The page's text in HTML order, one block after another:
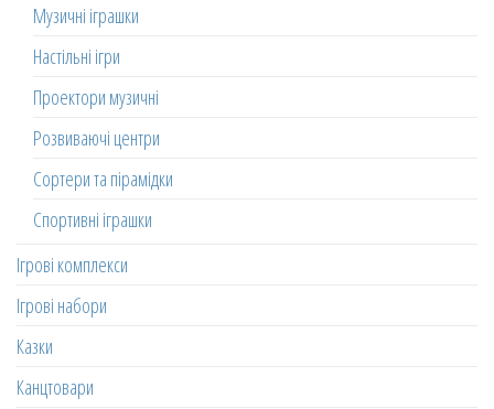
Музичні іграшки
Настільні ігри
Проектори музичні
Розвиваючі центри
Сортери та пірамідки
Спортивні іграшки
Ігрові комплекси
Ігрові набори
Казки
Канцтовари